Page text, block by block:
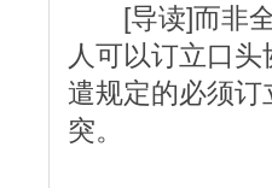
[导读]而非全
人可以订立口
遣规定的必须
突。